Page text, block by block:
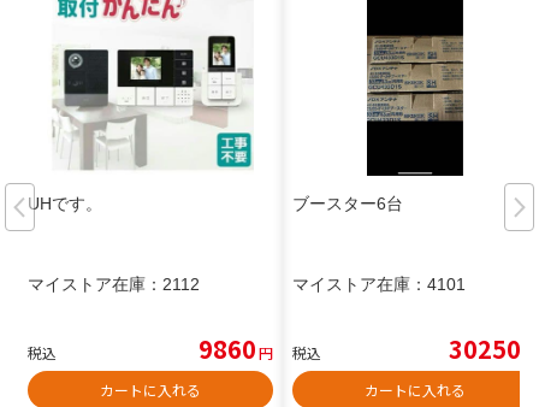
UHです。
マイストア在庫： 2112
税込 9860円
カートに入れる
ブースター6台
マイストア在庫： 4101
税込 30250
カートに入れる